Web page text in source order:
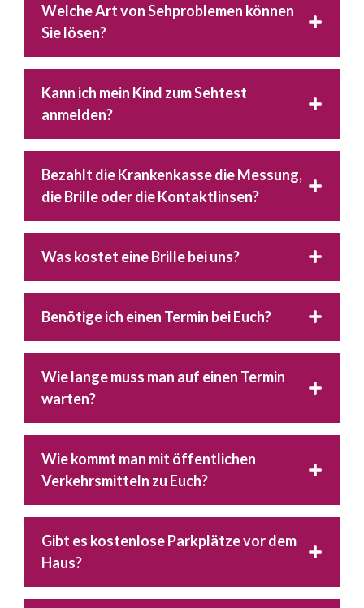
Welche Art von Sehproblemen können
Sie lösen?
Kann ich mein Kind zum Sehtest
anmelden?
Bezahlt die Krankenkasse die Messung,
die Brille oder die Kontaktlinsen?
Was kostet eine Brille bei uns?
Benötige ich einen Termin bei Euch?
Wie lange muss man auf einen Termin
warten?
Wie kommt man mit öffentlichen
Verkehrsmitteln zu Euch?
Gibt es kostenlose Parkplätze vor dem
Haus?